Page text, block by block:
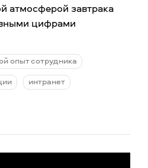
атмосферой завтрака
цифрами
опыт сотрудника
интранет